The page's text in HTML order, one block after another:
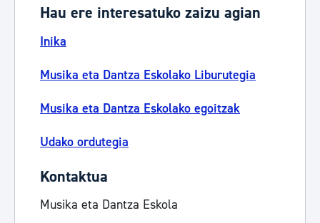
Hau ere interesatuko zaizu agian
Inika
Musika eta Dantza Eskolako Liburutegia
Musika eta Dantza Eskolako egoitzak
Udako ordutegia
Kontaktua
Musika eta Dantza Eskola